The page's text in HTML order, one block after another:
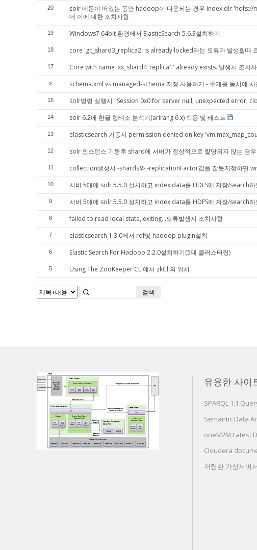
20
solr 데몬이 떠있는 동안 hadoop이 다운되는 경우 Index dir
데 이에 대한 조치사항
19 Windows7 64bit 환경에서 ElasticSearch 5.6.3설치하기
18 core 'gc_shard3_replica2' is already locked라는 오류가 발생할때
17 Core with name 'xx_shard4_replica1' already exists. 발생시 조치
» schema.xml vs managed-schema 지정 사용하기 - 두개를 동시에 사
15 solr명령 실행시 "Session 0x0 for server null, unexpected error,
14 solr 6.2에 한글 형태소 분석기(arirang 6.x) 적용 및 테스트
13 elasticsearch 기동시 permission denied on key
12 solr 인스턴스 기동후 shard에 서버가 정상적으로 할당되지 않는 경
11 collection생성시 -shards와 -replicationFactor값을 잘못지정하면
10 서버 5대에 solr 5.5.0 설치하고 index data를 HDFS에 저장/search
9 서버 5대에 solr 5.5.0 설치하고 index data를 HDFS에 저장/search하
8 failed to read local state, exiting...오류발생시 조치사항
7 elasticsearch 1.3.0에서 rdf및 hadoop plugin설치
6 Elastic Search For Hadoop 2.2.0설치하기(5대 클러스터링)
5 Using The ZooKeeper CLI에서 zkCli의 위치
검색
유용한 사이
SPARQL 1.1
Semantic Data
oneM2M Latest
Cloudera
저렴한 가상서버